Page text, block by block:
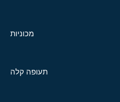
מכוניות
תעופה קלה